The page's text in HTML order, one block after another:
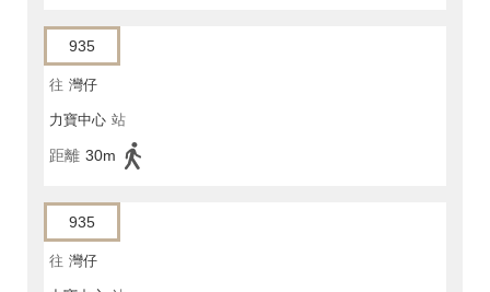
935
往 灣仔
力寶中心 站
距離 30m
935
往 灣仔